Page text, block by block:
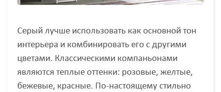
Серый лучше использовать как основной тон
интерьера и комбинировать его с другими
цветами. Классическими компаньонами
являются теплые оттенки: розовые, желтые,
бежевые, красные. По-настоящему стильно